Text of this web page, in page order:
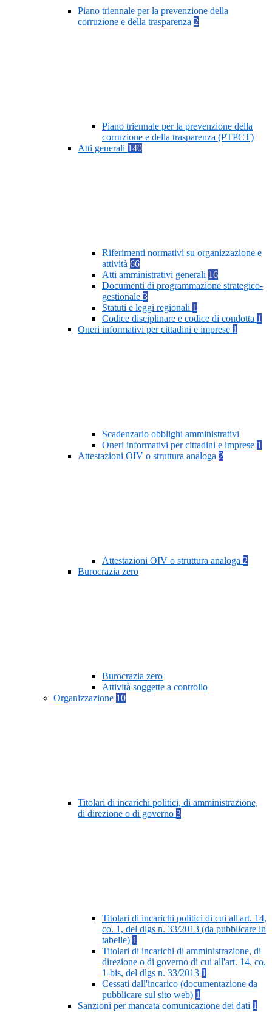
Piano triennale per la prevenzione della
corruzione e della trasparenza 2
Piano triennale per la prevenzione della
corruzione e della trasparenza (PTPCT)
Atti generali 140
Riferimenti normativi su organizzazione e
attività 66
Atti amministrativi generali 16
Documenti di programmazione strategico-
gestionale 3
Statuti e leggi regionali 1
Codice disciplinare e codice di condotta 1
Oneri informativi per cittadini e imprese 1
Scadenzario obblighi amministrativi
Oneri informativi per cittadini e imprese 1
Attestazioni OIV o struttura analoga 2
Attestazioni OIV o struttura analoga 2
Burocrazia zero
Burocrazia zero
Attività soggette a controllo
Organizzazione 10
Titolari di incarichi politici, di amministrazione,
di direzione o di governo 3
Titolari di incarichi politici di cui all'art. 14,
co. 1, del dlgs n. 33/2013 (da pubblicare in
tabelle) 1
Titolari di incarichi di amministrazione, di
direzione o di governo di cui all'art. 14, co.
1-bis, del dlgs n. 33/2013 1
Cessati dall'incarico (documentazione da
pubblicare sul sito web) 1
Sanzioni per mancata comunicazione dei dati 1